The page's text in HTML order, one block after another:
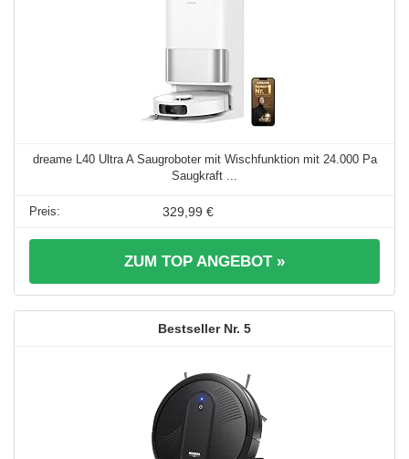
dreame L40 Ultra A Saugroboter mit Wischfunktion mit 24.000 Pa
Saugkraft ...
329,99 €
ZUM TOP ANGEBOT »
5